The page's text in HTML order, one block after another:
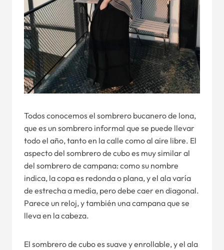
Todos conocemos el sombrero bucanero de lona,
que es un sombrero informal que se puede llevar
todo el año, tanto en la calle como al aire libre. El
aspecto del sombrero de cubo es muy similar al
del sombrero de campana: como su nombre
indica, la copa es redonda o plana, y el ala varía
de estrecha a media, pero debe caer en diagonal.
Parece un reloj, y también una campana que se
lleva en la cabeza.
El sombrero de cubo es suave y enrollable, y el ala